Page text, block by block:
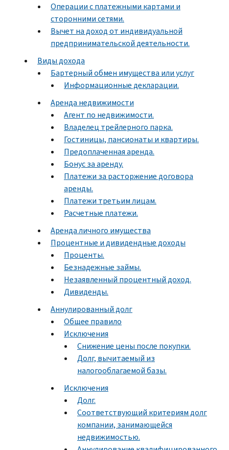
Операции с платежными картами и
сторонними сетями.
Вычет на доход от индивидуальной
предпринимательской деятельности.
Виды дохода
Бартерный обмен имущества или услуг
Информационные декларации.
Аренда недвижимости
Агент по недвижимости.
Владелец трейлерного парка.
Гостиницы, пансионаты и квартиры.
Предоплаченная аренда.
Бонус за аренду.
Платежи за расторжение договора
аренды.
Платежи третьим лицам.
Расчетные платежи.
Аренда личного имущества
Процентные и дивидендные доходы
Проценты.
Безнадежные займы.
Незаявленный процентный доход.
Дивиденды.
Аннулированный долг
Общее правило
Исключения
Снижение цены после покупки.
Долг, вычитаемый из
налогооблагаемой базы.
Исключения
Долг.
Соответствующий критериям долг
компании, занимающейся
недвижимостью.